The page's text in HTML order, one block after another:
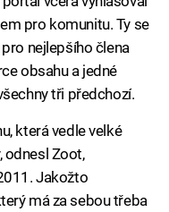
pro komunitu. Ty se
nejlepšího člena
obsahu a jedné
tři předchozí.
která vedle velké
odnesl Zoot,
Jakožto
má za sebou třeba